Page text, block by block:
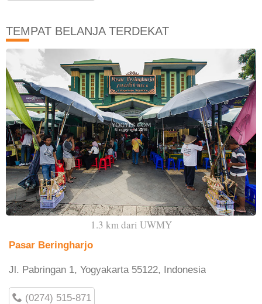
TEMPAT BELANJA TERDEKAT
1.3 km dari UWMY
Pasar Beringharjo
Jl. Pabringan 1, Yogyakarta 55122, Indonesia
(0274) 515-871